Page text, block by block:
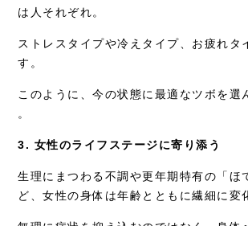
は人それぞれ。
ストレスタイプや冷えタイプ、お疲れタ
す。
このように、今の状態に最適なツボを選
。
3. 女性のライフステージに寄り添う
生理にまつわる不調や更年期特有の「ほ
ど、女性の身体は年齢とともに繊細に変